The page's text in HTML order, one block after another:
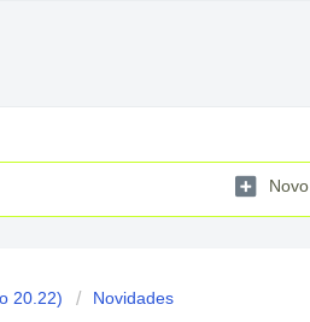
20.22) Novidades